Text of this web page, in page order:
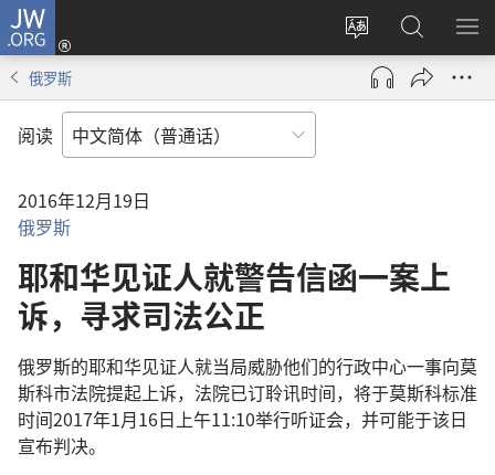
JW.ORG
更
改
网
登
录
（打
搜
索
JW.ORG
显
俄罗斯
阅读
2016年12月19日
俄罗斯
耶和华见证人就警告信函一案上
诉，寻求司法公正
俄罗斯的耶和华见证人就当局威胁他们的行政中心一事向莫
斯科市法院提起上诉，法院已订聆讯时间，将于莫斯科标准
时间2017年1月16日上午11:10举行听证会，并可能于该日
宣布判决。